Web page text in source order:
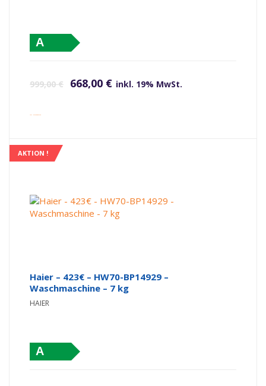
A
999,00€ 668,00 € inkl. 19% MwSt.
inkl. Versandkosten
AKTION !
Haier – 423€ – HW70-BP14929 –
Waschmaschine – 7 kg
HAIER
A